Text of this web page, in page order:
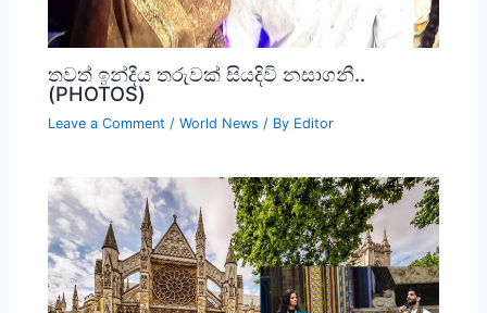
තවත් ඉන්දීය තරුවක් සියදිවි නසාගනී..
(PHOTOS)
Leave a Comment /World News / By Editor